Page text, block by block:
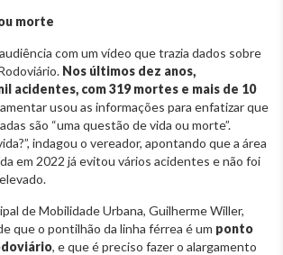
morte
com um vídeo que trazia dados sobre
Nos últimos dez anos,
acidentes, com 319 mortes e mais de 10
usou as informações para enfatizar que
são “uma questão de vida ou morte”.
indagou o vereador, apontando que a área
em 2022 já evitou vários acidentes e não foi
de Mobilidade Urbana, Guilherme Willer,
que o pontilhão da linha férrea é um ponto
, e que é preciso fazer o alargamento